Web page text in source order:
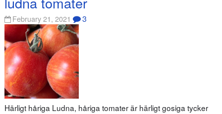
February 21, 2021 3
Härligt håriga Ludna, håriga tomater är härligt gosiga tycker